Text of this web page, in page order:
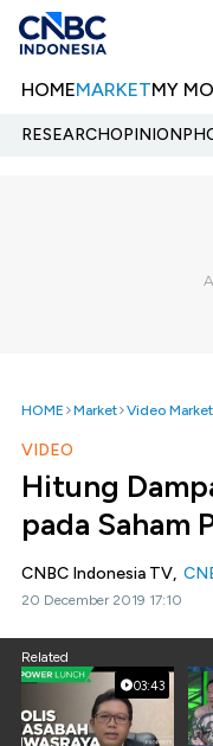
HOMEMARKETMY
RESEARCHOPINION
HOME Market Video Market
VIDEO
Hitung
pada Saham
CNBC Indonesia TV,
20 December 2019 17:10
Related
03:43